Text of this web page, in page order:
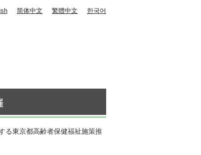
简体中文 繁體中文 한국어
る東京都高齢者保健福祉施策推